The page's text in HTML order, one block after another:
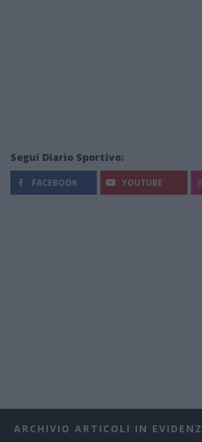
Segui Diario Sportivo:
FACEBOOK YOUTUBE
ARCHIVIO ARTICOLI IN